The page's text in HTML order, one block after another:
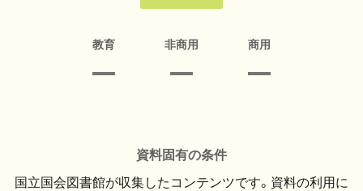
教育 非商用 商用
資料固有の条件
国立国会図書館が収集したコンテンツです。資料の利用に